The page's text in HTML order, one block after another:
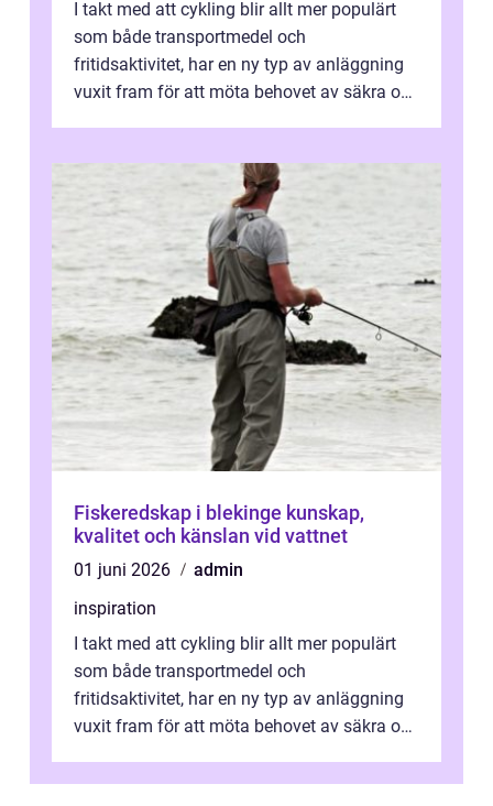
I takt med att cykling blir allt mer populärt
som både transportmedel och
fritidsaktivitet, har en ny typ av anläggning
vuxit fram för att möta behovet av säkra och
Fiskeredskap i blekinge kunskap,
kvalitet och känslan vid vattnet
01 juni 2026
admin
inspiration
I takt med att cykling blir allt mer populärt
som både transportmedel och
fritidsaktivitet, har en ny typ av anläggning
vuxit fram för att möta behovet av säkra och